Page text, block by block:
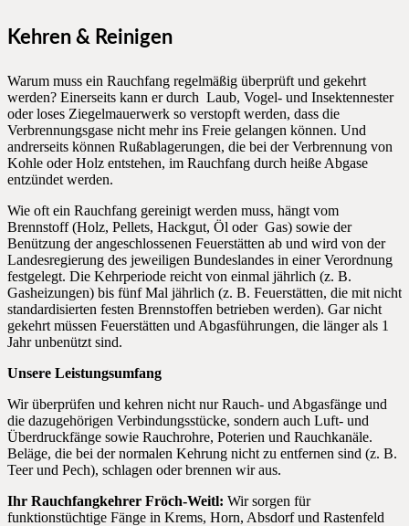
Kehren & Reinigen
Warum muss ein Rauchfang regelmäßig überprüft und gekehrt
werden? Einerseits kann er durch Laub, Vogel- und Insektennester
oder loses Ziegelmauerwerk so verstopft werden, dass die
Verbrennungsgase nicht mehr ins Freie gelangen können. Und
andrerseits können Rußablagerungen, die bei der Verbrennung von
Kohle oder Holz entstehen, im Rauchfang durch heiße Abgase
entzündet werden.
Wie oft ein Rauchfang gereinigt werden muss, hängt vom
Brennstoff (Holz, Pellets, Hackgut, Öl oder Gas) sowie der
Benützung der angeschlossenen Feuerstätten ab und wird von der
Landesregierung des jeweiligen Bundeslandes in einer Verordnung
festgelegt. Die Kehrperiode reicht von einmal jährlich (z. B.
Gasheizungen) bis fünf Mal jährlich (z. B. Feuerstätten, die mit nicht
standardisierten festen Brennstoffen betrieben werden). Gar nicht
gekehrt müssen Feuerstätten und Abgasführungen, die länger als 1
Jahr unbenützt sind.
Unsere Leistungsumfang
Wir überprüfen und kehren nicht nur Rauch- und Abgasfänge und
die dazugehörigen Verbindungsstücke, sondern auch Luft- und
Überdruckfänge sowie Rauchrohre, Poterien und Rauchkanäle.
Beläge, die bei der normalen Kehrung nicht zu entfernen sind (z. B.
Teer und Pech), schlagen oder brennen wir aus.
Ihr Rauchfangkehrer Fröch-Weitl: Wir sorgen für
funktionstüchtige Fänge in Krems, Horn, Absdorf und Rastenfeld